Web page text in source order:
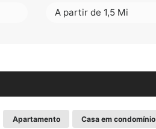
A partir de 1,5 Mi
Apartamento Casa em condomínio